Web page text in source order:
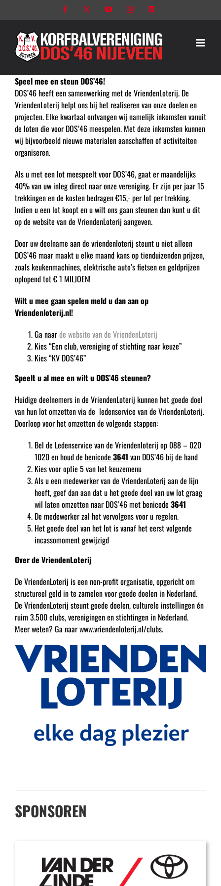
naar
Facebook YouTubeInstagram
Speel mee en steun DOS’46!
DOS’46 heeft een samenwerking met de VriendenLoterij. De
VriendenLoterij helpt ons bij het realiseren van onze doelen en
projecten. Elke kwartaal ontvangen wij namelijk inkomsten vanuit
de loten die voor DOS’46 meespelen. Met deze inkomsten kunnen
wij bijvoorbeeld nieuwe materialen aanschaffen of activiteiten
organiseren.
Als u met een lot meespeelt voor DOS’46, gaat er maandelijks
40% van uw inleg direct naar onze vereniging. Er zijn per jaar 15
trekkingen en de kosten bedragen €15,- per lot per trekking.
Indien u een lot koopt en u wilt ons gaan steunen dan kunt u dit
op de website van de VriendenLoterij aangeven.
Door uw deelname aan de vriendenloterij steunt u niet alleen
DOS’46 maar maakt u elke maand kans op tienduizenden prijzen,
zoals keukenmachines, elektrische auto’s fietsen en geldprijzen
oplopend tot € 1 MILJOEN!
Wilt u mee gaan spelen meld u dan aan op
Vriendenloterij.nl!
Ga naarde website van de VriendenLoterij
Kies “Een club, vereniging of stichting naar keuze”
Kies “KV DOS’46”
Speelt u al mee en wilt u DOS’46 steunen?
Huidige deelnemers in de VriendenLoterij kunnen het goede doel
van hun lot omzetten via de ledenservice van de VriendenLoterij.
Doorloop voor het omzetten de volgende stappen:
Bel de Ledenservice van de Vriendenloterij op 088 – 020
1020 en houd de benicode 3641 van DOS’46 bij de hand
Kies voor optie 5 van het keuzemenu
Als u een medewerker van de VriendenLoterij aan de lijn
heeft, geef dan aan dat u het goede doel van uw lot graag
wil laten omzetten naar DOS’46 met benicode 3641
De medewerker zal het vervolgens voor u regelen.
Het goede doel van het lot is vanaf het eerst volgende
incassomoment gewijzigd
Over de VriendenLoterij
De VriendenLoterij is een non-profit organisatie, opgericht om
structureel geld in te zamelen voor goede doelen in Nederland.
De VriendenLoterij steunt goede doelen, culturele instellingen én
ruim 3.500 clubs, verenigingen en stichtingen in Nederland.
Meer weten? Ga naar www.vriendenloterij.nl/clubs.
SPONSOREN